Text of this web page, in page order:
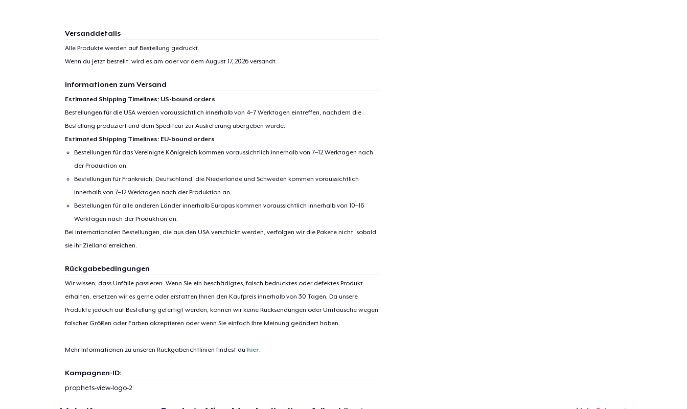
Versanddetails
Alle Produkte werden auf Bestellung gedruckt.
Wenn du jetzt bestellt, wird es am oder vor dem August 17, 2026versandt.
Informationen zum Versand
Estimated Shipping Timelines: US-bound orders
Bestellungen für die USA werden voraussichtlich innerhalb von 4–7 Werktagen eintreffen, nachdem die
Bestellung produziert und dem Spediteur zur Auslieferung übergeben wurde.
Estimated Shipping Timelines: EU-bound orders
Bestellungen für das Vereinigte Königreich kommen voraussichtlich innerhalb von 7–12 Werktagen nach
der Produktion an.
Bestellungen für Frankreich, Deutschland, die Niederlande und Schweden kommen voraussichtlich
innerhalb von 7–12 Werktagen nach der Produktion an.
Bestellungen für alle anderen Länder innerhalb Europas kommen voraussichtlich innerhalb von 10–16
Werktagen nach der Produktion an.
Bei internationalen Bestellungen, die aus den USA verschickt werden, verfolgen wir die Pakete nicht, sobald
sie ihr Zielland erreichen.
Rückgabebedingungen
Wir wissen, dass Unfälle passieren. Wenn Sie ein beschädigtes, falsch bedrucktes oder defektes Produkt
erhalten, ersetzen wir es gerne oder erstatten Ihnen den Kaufpreis innerhalb von 30 Tagen. Da unsere
Produkte jedoch auf Bestellung gefertigt werden, können wir keine Rücksendungen oder Umtausche wegen
falscher Größen oder Farben akzeptieren oder wenn Sie einfach Ihre Meinung geändert haben.
Mehr Informationen zu unseren Rückgaberichtlinien findest du hier.
Kampagnen-ID:
prophets-view-logo-2